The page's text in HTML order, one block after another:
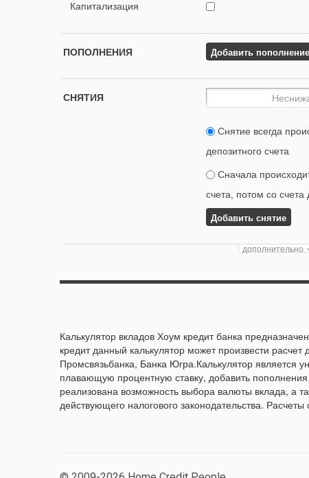
Капитализация
ПОПОЛНЕНИЯ Добавить пополнение
СНЯТИЯ
Снятие всегда
депозитного счета
Сначала
счета, потом со счета
Добавить снятие
Калькулятор вкладов Хоум кредит банка
кредит данный калькулятор может произвести
Промсвязьбанка, Банка Югра.Калькулятор
плавающую процентную ставку, добавить
реализована возможность выбора валюты вклада, а
действующего налогового законодательства.